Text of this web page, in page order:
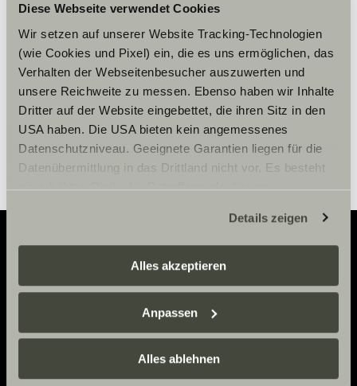
Diese Webseite verwendet Cookies
Wir setzen auf unserer Website Tracking-Technologien
(wie Cookies und Pixel) ein, die es uns ermöglichen, das
Verhalten der Webseitenbesucher auszuwerten und
unsere Reichweite zu messen. Ebenso haben wir Inhalte
Dritter auf der Website eingebettet, die ihren Sitz in den
USA haben. Die USA bieten kein angemessenes
Datenschutzniveau. Geeignete Garantien liegen für die
Datenübermittlung in das Drittland nicht vor. Es besteht
ein erhöhtes Risiko für Betroffene, da diesen
zustehen. Eingesetzte Dienstleister können Daten für
eigene Zwecke verarbeiten und mit anderen Daten
zusammenführen. Weitere Informationen finden Sie hier:
Datenschutzerklärung
einzelne Cookies/Dienste in den Einstellungen aus,
erteilen Sie uns Ihre Einwilligung zur Verarbeitung Ihrer
Daten zu den genannten Zwecken. Die Einwilligung ist
freiwillig, für den Besuch der Website nicht erforderlich
Details zeigen
Alles akzeptieren
Anpassen
Alles ablehnen
innehållet.
Cookie-inställningar
Adventure